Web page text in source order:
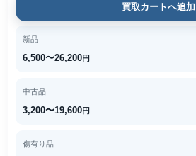
買取カートへ追加
新品
6,500〜26,200円
中古品
3,200〜19,600円
傷有り品